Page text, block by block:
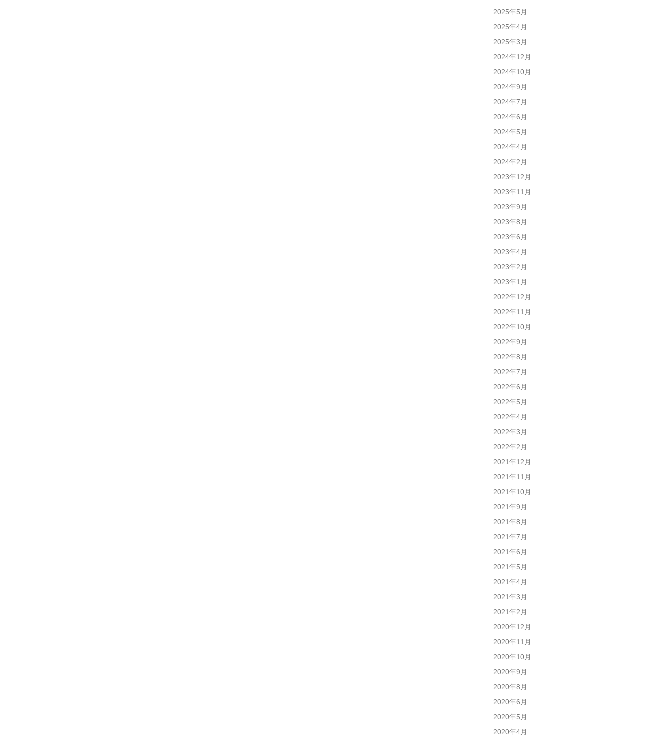
2025年5月
2025年4月
2025年3月
2024年12月
2024年10月
2024年9月
2024年7月
2024年6月
2024年5月
2024年4月
2024年2月
2023年12月
2023年11月
2023年9月
2023年8月
2023年6月
2023年4月
2023年2月
2023年1月
2022年12月
2022年11月
2022年10月
2022年9月
2022年8月
2022年7月
2022年6月
2022年5月
2022年4月
2022年3月
2022年2月
2021年12月
2021年11月
2021年10月
2021年9月
2021年8月
2021年7月
2021年6月
2021年5月
2021年4月
2021年3月
2021年2月
2020年12月
2020年11月
2020年10月
2020年9月
2020年8月
2020年6月
2020年5月
2020年4月